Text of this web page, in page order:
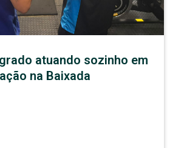
atuando sozinho em
na Baixada